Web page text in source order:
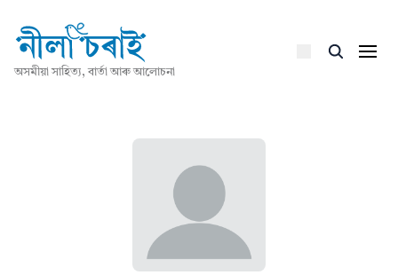
অসমীয়া সাহিত্য, বাৰ্তা আৰু আলোচনা